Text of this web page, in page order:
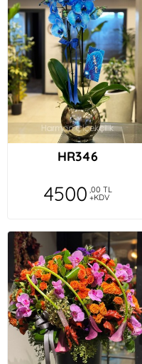
HR346
4500 ,00 TL
+KDV